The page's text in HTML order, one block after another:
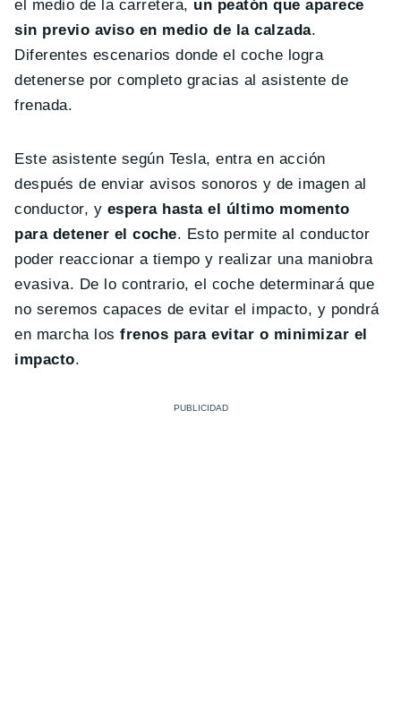
el medio de la carretera, un peatón que aparece
sin previo aviso en medio de la calzada.
Diferentes escenarios donde el coche logra
detenerse por completo gracias al asistente de
frenada.
Este asistente según Tesla, entra en acción
después de enviar avisos sonoros y de imagen al
conductor, y espera hasta el último momento
para detener el coche. Esto permite al conductor
poder reaccionar a tiempo y realizar una maniobra
evasiva. De lo contrario, el coche determinará que
no seremos capaces de evitar el impacto, y pondrá
en marcha losfrenos para evitar o minimizar el
impacto.